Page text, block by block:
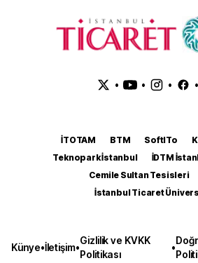
• • • •
İTOTAM BTM SoftITo
Teknopark İstanbul
İDTM
Cemile Sultan Tesisleri
İstanbul Ticaret
Künye•İletişim•
Gizlilik ve KVKK
Politikası
•